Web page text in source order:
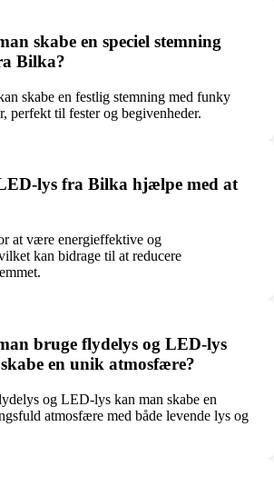
skabe en speciel stemning
Bilka?
skabe en festlig stemning med funky
perfekt til fester og begivenheder.
lys fra Bilka hjælpe med at
at være energieffektive og
kan bidrage til at reducere
bruge flydelys og LED-lys
en unik atmosfære?
og LED-lys kan man skabe en
atmosfære med både levende lys og